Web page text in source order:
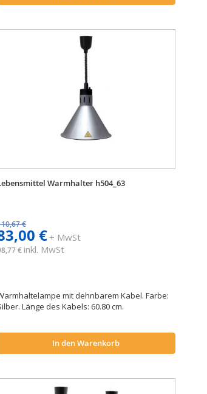
Warmhalter h504_63
€
€+ MwSt
€ inkl. MwSt
mit dehnbarem Kabel. Farbe:
Länge des Kabels: 60.80 cm.
In den Warenkorb